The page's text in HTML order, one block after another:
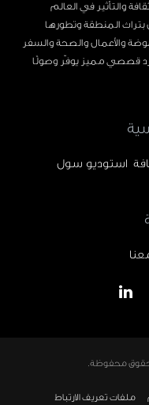
والتأثير في العالم
بتراث المنطقة وتطورها
والأعمال والصحة والسفر
قصصي مميز يوفّر وصولًا
استوديو سول
محفوظة.
ملفات تعريف الارتباط